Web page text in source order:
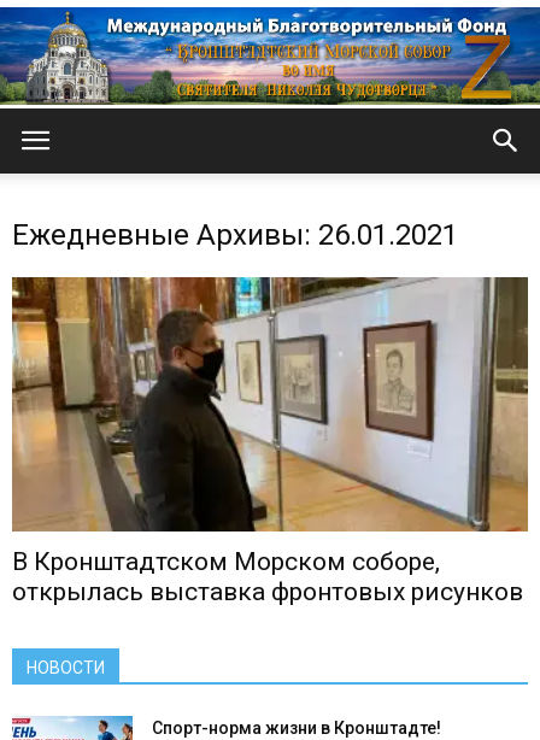
собор
Ежедневные Архивы: 26.01.2021
В Кронштадтском Морском соборе,
открылась выставка фронтовых рисунков
НОВОСТИ
Спорт-норма жизни в Кронштадте!